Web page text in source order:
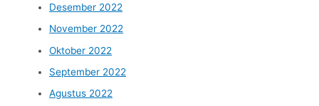
Desember 2022
November 2022
Oktober 2022
September 2022
Agustus 2022